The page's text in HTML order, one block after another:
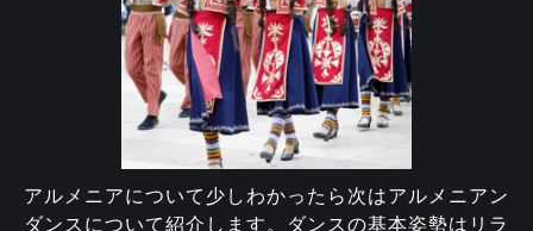
アルメニアについて少しわかったら次はアルメニアン
ダンスについて紹介します。ダンスの基本姿勢はリラ